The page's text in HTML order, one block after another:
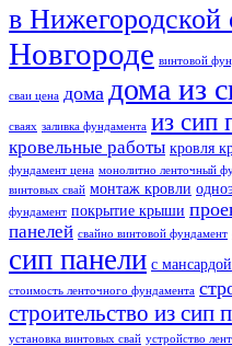
в Нижегородской
Новгороде винтовой
сваи цена дома дома из
сваях заливка фундамента из сип
кровельные работы кровля
фундамент цена монолитно ленточный
винтовых свай монтаж кровли
фундамент покрытие крыши
панелей свайно винтовой фундамент
сип панели с мансардой
стоимость ленточного фундамента
строительство из сип
установка винтовых свай устройство